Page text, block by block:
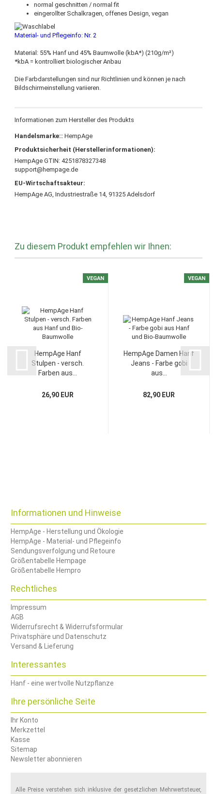
normal geschnitten / normal fit
eingerollter Schalkragen, offenes Design, vegan
Material- und Pflegeinfo: Nr. 2
Material: 55% Hanf und 45% Baumwolle (kbA*) (210g/m²)
*kbA = kontrolliert biologischer Anbau
Die Farbdarstellungen sind nur Richtlinien und können je nach
Bildschirmeinstellung variieren.
Informationen zum Hersteller des Produkts
Handelsmarke:: HempAge
Produktsicherheit (Herstellerinformationen):
HempAge GTIN: 4251878327348
support@hempage.de
EU-Wirtschaftsakteur:
HempAge AG, Industriestraße 14, 91325 Adelsdorf
Zu diesem Produkt empfehlen wir Ihnen:
VEGAN
HempAge Hanf
Stulpen - versch.
Farben aus...
26,90 EUR
VEGAN
HempAge Damen Hanf
Jeans - Farbe gobi
aus...
82,90 EUR
Informationen und Hinweise
HempAge - Herstellung und Ökologie
HempAge - Material- und Pflegeinfo
Sendungsverfolgung und Retoure
Größentabelle Hempage
Größentabelle Hempro
Rechtliches
Impressum
AGB
Widerrufsrecht & Widerrufsformular
Privatsphäre und Datenschutz
Versand & Lieferung
Interessantes
Hanf - eine wertvolle Nutzpflanze
Ihre persönliche Seite
Ihr Konto
Merkzettel
Kasse
Sitemap
Newsletter abonnieren
Alle Preise verstehen sich inklusive der gesetzlichen Mehrwertsteuer,